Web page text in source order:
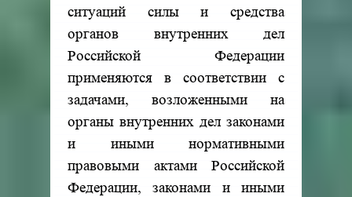
ситуаций силы и средства
органов внутренних дел
Российской Федерации
применяются в соответствии с
задачами, возложенными на
органы внутренних дел законами
и иными нормативными
правовыми актами Российской
Федерации, законами и иными